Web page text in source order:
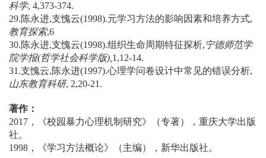
科学, 4,373-374.
29.陈永进,支愧云(1998).元学习方法的影响因素和培养方式,
教育探索,6
30.陈永进,支愧云(1998).组织生命周期特征探析,宁德师范学
院学报(哲学社会科学版), 1,12-14.
31.支愧云,陈永进(1997).心理学问卷设计中常见的错误分析,
山东教育科研, 2,20-21.
著作：
2017，《校园暴力心理机制研究》（专著），重庆大学出版
社。
1998，《学习方法概论》（主编），新华出版社。